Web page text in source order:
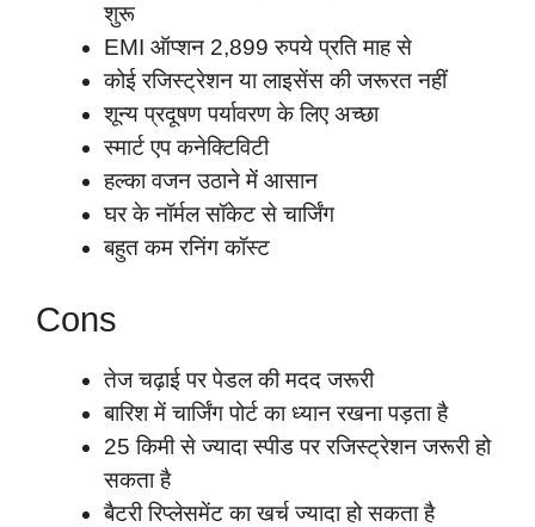
शुरू
EMI ऑप्शन 2,899 रुपये प्रति माह से
कोई रजिस्ट्रेशन या लाइसेंस की जरूरत नहीं
शून्य प्रदूषण पर्यावरण के लिए अच्छा
स्मार्ट एप कनेक्टिविटी
हल्का वजन उठाने में आसान
घर के नॉर्मल सॉकेट से चार्जिंग
बहुत कम रनिंग कॉस्ट
Cons
तेज चढ़ाई पर पेडल की मदद जरूरी
बारिश में चार्जिंग पोर्ट का ध्यान रखना पड़ता है
25 किमी से ज्यादा स्पीड पर रजिस्ट्रेशन जरूरी हो
सकता है
बैटरी रिप्लेसमेंट का खर्च ज्यादा हो सकता है